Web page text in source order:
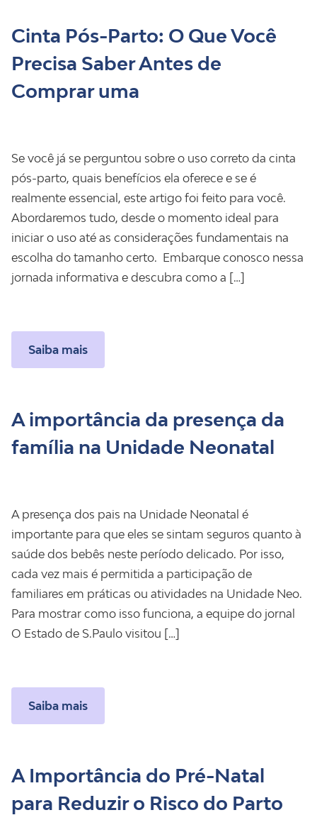
Cinta Pós-Parto: O Que Você
Precisa Saber Antes de
Comprar uma
Se você já se perguntou sobre o uso correto da cinta
pós-parto, quais benefícios ela oferece e se é
realmente essencial, este artigo foi feito para você.
Abordaremos tudo, desde o momento ideal para
iniciar o uso até as considerações fundamentais na
escolha do tamanho certo. Embarque conosco nessa
jornada informativa e descubra como a […]
Saiba mais
A importância da presença da
família na Unidade Neonatal
A presença dos pais na Unidade Neonatal é
importante para que eles se sintam seguros quanto à
saúde dos bebês neste período delicado. Por isso,
cada vez mais é permitida a participação de
familiares em práticas ou atividades na Unidade Neo.
Para mostrar como isso funciona, a equipe do jornal
O Estado de S.Paulo visitou […]
Saiba mais
A Importância do Pré-Natal
para Reduzir o Risco do Parto